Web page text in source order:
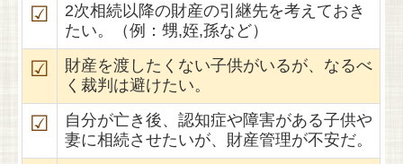
☑
2次相続以降の財産の引継先を考えておき
たい。
（例：甥,姪,孫など）
☑
財産を渡したくない子供がいるが、なるべ
く裁判は避けたい。
☑
自分が亡き後、認知症や障害がある子供や
妻に相続させたいが、財産管理が不安だ。